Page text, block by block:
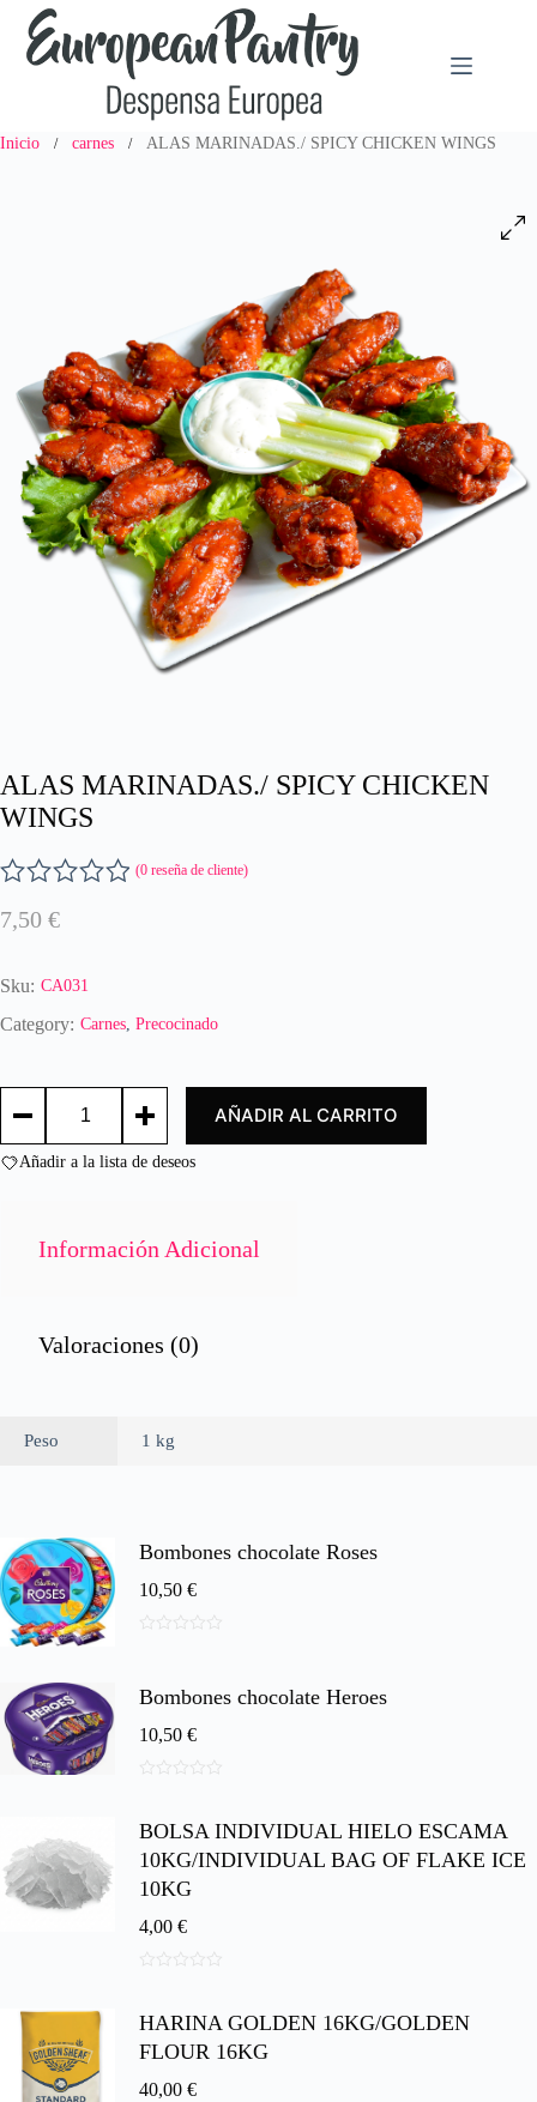
Saltar
contenido
Inicio / carnes / ALAS MARINADAS./ SPICY CHICKEN WINGS
ALAS MARINADAS./ SPICY CHICKEN
WINGS
V
a
o
a
n
0
(0 reseña de cliente)
7,50 €
Sku: CA031
Category: Carnes, Precocinado
MARINADAS./
CHICKEN
AÑADIR AL CARRITO
Añadir a la lista de deseos
Información Adicional
Valoraciones (0)
Peso 1 kg
Bombones chocolate Roses
10,50 €
5
Bombones chocolate Heroes
10,50 €
e
BOLSA INDIVIDUAL HIELO ESCAMA
10KG/INDIVIDUAL BAG OF FLAKE ICE
10KG
4,00 €
e
HARINA GOLDEN 16KG/GOLDEN
FLOUR 16KG
40,00 €